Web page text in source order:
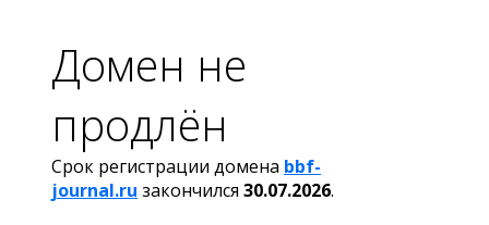
Домен не
продлён
Срок регистрации домена bbf-
journal.ru закончился 30.07.2026.